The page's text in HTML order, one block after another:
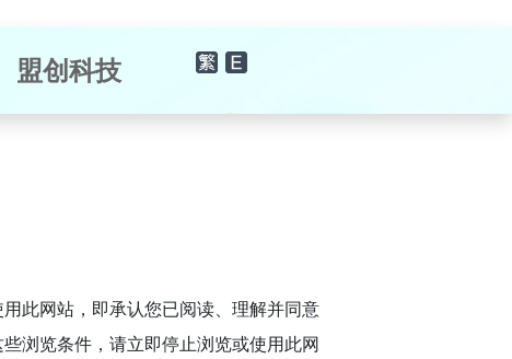
盟创科技
此网站，即承认您已阅读、理解并同意
浏览条件，请立即停止浏览或使用此网